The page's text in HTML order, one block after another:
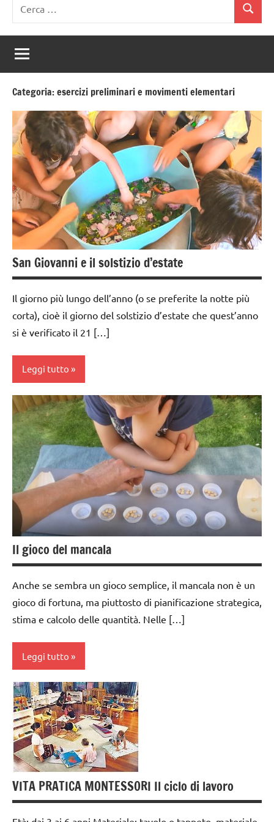
per:
Cerca
Categoria:esercizi preliminari e movimenti elementari
San Giovanni e il solstizio d’estate
Il giorno più lungo dell’anno (o se preferite la notte più
corta), cioè il giorno del solstizio d’estate che quest’anno
si è verificato il 21 […]
Leggi tutto
acquarello
ARTE
IMMAGINE
BIOLOGIA
MONTESSORI
botanica
dai
3 ai
6
anni
EDUCAZIONE
COSMICA
esercizi
preliminari
e
movimenti
elementari
Estate
Il gioco del mancala
Anche se sembra un gioco semplice, il mancala non è un
gioco di fortuna, ma piuttosto di pianificazione strategica,
stima e calcolo delle quantità. Nelle […]
Leggi tutto
classi
1a-5a
dai
3 ai
6
anni
dai
VITA PRATICA MONTESSORI Il ciclo di lavoro